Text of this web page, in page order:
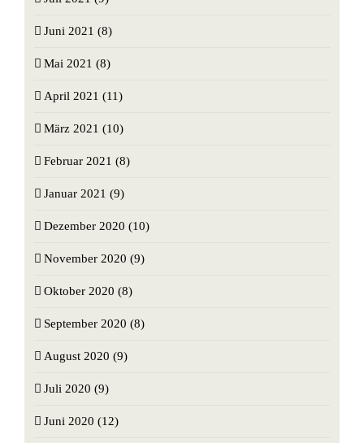
Juni 2021 (8)
Mai 2021 (8)
April 2021 (11)
März 2021 (10)
Februar 2021 (8)
Januar 2021 (9)
Dezember 2020 (10)
November 2020 (9)
Oktober 2020 (8)
September 2020 (8)
August 2020 (9)
Juli 2020 (9)
Juni 2020 (12)